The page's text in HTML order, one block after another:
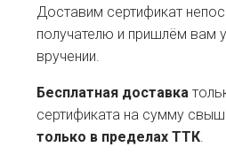
Доставим сертификат
получателю и пришлём вам
вручении.
Бесплатная доставка
сертификата на сумму
только в пределах ТТК.